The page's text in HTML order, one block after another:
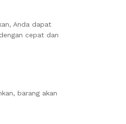
Anda dapat
cepat dan
barang akan